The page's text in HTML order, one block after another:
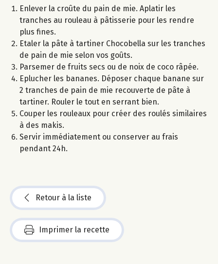
Enlever la croûte du pain de mie. Aplatir les
tranches au rouleau à pâtisserie pour les rendre
plus fines.
Etaler la pâte à tartiner Chocobella sur les tranches
de pain de mie selon vos goûts.
Parsemer de fruits secs ou de noix de coco râpée.
Eplucher les bananes. Déposer chaque banane sur
2 tranches de pain de mie recouverte de pâte à
tartiner. Rouler le tout en serrant bien.
Couper les rouleaux pour créer des roulés similaires
à des makis.
Servir immédiatement ou conserver au frais
pendant 24h.
Retour à la liste
Imprimer la recette